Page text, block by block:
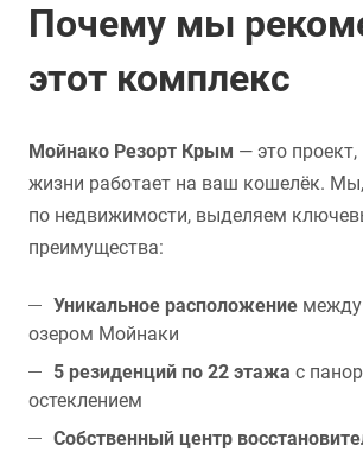
Почему мы
этот комплекс
Мойнако Резорт Крым — это
жизни работает на ваш кошелёк.
по недвижимости, выделяем
преимущества:
Уникальное расположение
озером Мойнаки
5 резиденций по 22 этажа с
остеклением
Собственный центр